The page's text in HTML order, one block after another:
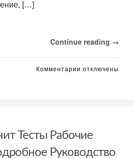
[…]
Continue reading →
Комментарии к
интерфейс
отключены
Тесты Рабочие
Руководство